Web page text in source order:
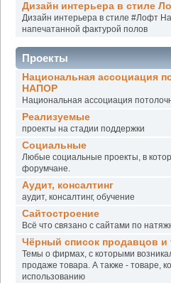
Дизайн интерьера в стиле
Дизайн интерьера в стиле #Лофт
напечатанной фактурой полов
Проекты
Национальная ассоциация
НАПОР
Национальная ассоциация
Реализуемые
проекты на стадии поддержки
Социальные
Любые социальные проекты, в
форумчане.
Аудит, консалтинг
аудит, консалтинг, обучение
Сайтостроение
Всё что связано с сайтами по
Чёрный список продавцов и
Темы о фирмах, с которыми
продаже товара. А также - товаре,
использованию